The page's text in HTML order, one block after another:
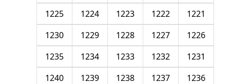
1221
1222
1223
1224
1225
1226
1227
1228
1229
1230
1231
1232
1233
1234
1235
1236
1237
1238
1239
1240